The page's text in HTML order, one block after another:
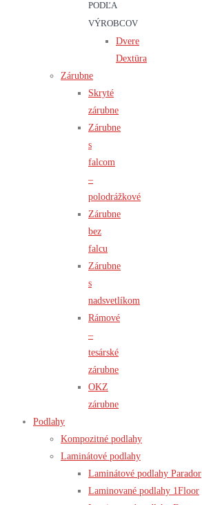
PODĽA
VÝROBCOV
Dvere
Dextüra
Zárubne
Skryté
zárubne
Zárubne
s
falcom
–
polodrážkové
Zárubne
bez
falcu
Zárubne
s
nadsvetlíkom
Rámové
–
tesárské
zárubne
OKZ
zárubne
Podlahy
Kompozitné podlahy
Laminátové podlahy
Laminátové podlahy Parador
Laminované podlahy 1Floor